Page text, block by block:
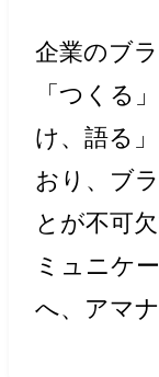
企業のブ
「つくる
け、語る
おり、ブ
とが不可
ミュニケ
へ、アマ